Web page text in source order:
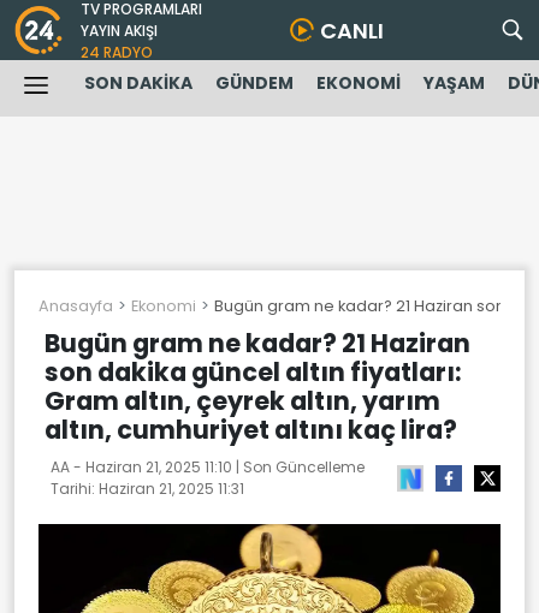
TV PROGRAMLARI
YAYIN AKIŞI
24 RADYO
CANLI
SON DAKİKA GÜNDEM EKONOMİ YAŞAM
Anasayfa Ekonomi Bugün gram ne kadar? 21 Haziran son
Bugün gram ne kadar? 21 Haziran
son dakika güncel altın fiyatları:
Gram altın, çeyrek altın, yarım
altın, cumhuriyet altını kaç lira?
AA - Haziran 21, 2025 11:10 | Son Güncelleme
Tarihi: Haziran 21, 2025 11:31